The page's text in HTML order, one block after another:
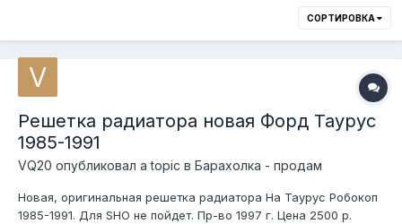
СОРТИРОВКА
Решетка радиатора новая Форд Таурус
1985-1991
VQ20 опубликовал a topic в Барахолка - продам
Новая, оригинальная решетка радиатора На Таурус Робокоп
1985-1991. Для SHO не пойдет. Пр-во 1997 г. Цена 2500 р.